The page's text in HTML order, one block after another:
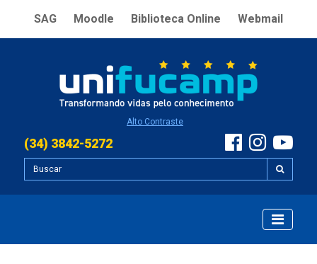
SAG Moodle Biblioteca Online Webmail
Alto Contraste
(34) 3842-5272